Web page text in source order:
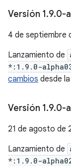
Versión 1.9.0-
4 de septiembre
Lanzamiento de
*:1.9.0-
cambios desde
Versión 1.9.0-
21 de agosto de
Lanzamiento de
*:1.9.0-